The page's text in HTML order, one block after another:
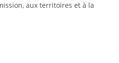
aux territoires et à la